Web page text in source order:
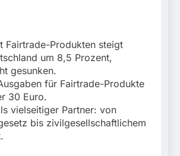
wegen gefährlichen
Eingriffs in den
Bahnverkehr
Fairtrade-Produkten steigt
um 8,5 Prozent,
gesunken.
für Fairtrade-Produkte
30 Euro.
vielseitiger Partner: von
bis zivilgesellschaftlichem